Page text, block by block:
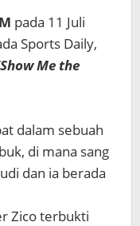
pada 11 Juli
Sports Daily,
Me the
dalam sebuah
di mana sang
dan ia berada
Zico terbukti